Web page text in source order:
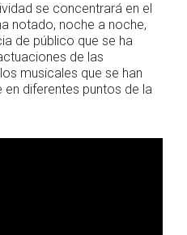
se concentrará en el
notado, noche a noche,
de público que se ha
de las
musicales que se han
diferentes puntos de la